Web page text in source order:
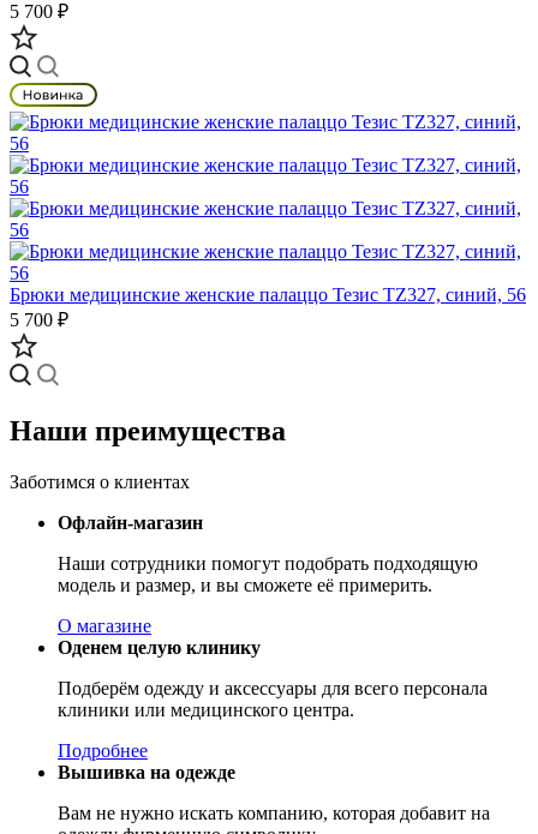
5 700 ₽
Брюки медицинские женские палаццо Тезис TZ327, синий, 56
5 700 ₽
Наши преимущества
Заботимся о клиентах
Офлайн-магазин
Наши сотрудники помогут подобрать подходящую
модель и размер, и вы сможете её примерить.
О магазине
Оденем целую клинику
Подберём одежду и аксессуары для всего персонала
клиники или медицинского центра.
Подробнее
Вышивка на одежде
Вам не нужно искать компанию, которая добавит на